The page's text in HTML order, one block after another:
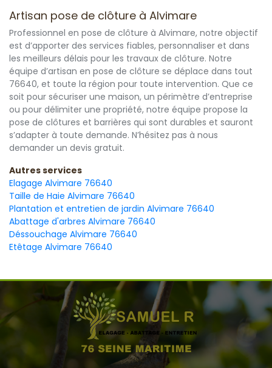
Artisan pose de clôture à Alvimare
Professionnel en pose de clôture à Alvimare, notre objectif
est d’apporter des services fiables, personnaliser et dans
les meilleurs délais pour les travaux de clôture. Notre
équipe d’artisan en pose de clôture se déplace dans tout
76640, et toute la région pour toute intervention. Que ce
soit pour sécuriser une maison, un périmètre d’entreprise
ou pour délimiter une propriété, notre équipe propose la
pose de clôtures et barrières qui sont durables et sauront
s’adapter à toute demande. N’hésitez pas à nous
demander un devis gratuit.
Autres services
Elagage Alvimare 76640
Taille de Haie Alvimare 76640
Plantation et entretien de jardin Alvimare 76640
Abattage d'arbres Alvimare 76640
Déssouchage Alvimare 76640
Etêtage Alvimare 76640